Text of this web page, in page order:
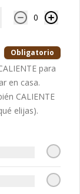
0
Obligatorio
para
en casa.
CALIENTE
elijas).